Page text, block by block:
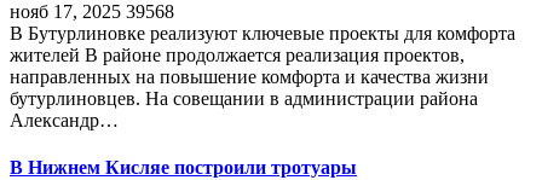
нояб 17, 2025 39568
В Бутурлиновке реализуют ключевые проекты для комфорта
жителей В районе продолжается реализация проектов,
направленных на повышение комфорта и качества жизни
бутурлиновцев. На совещании в администрации района
Александр…
В Нижнем Кисляе построили тротуары